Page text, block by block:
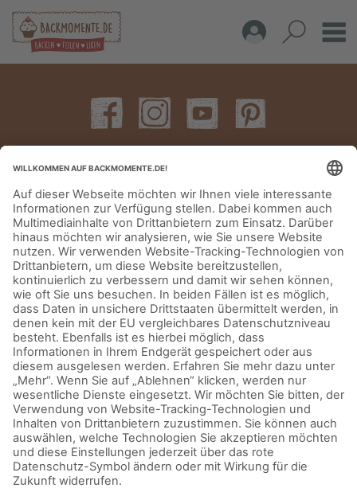
IMPRESSUM DATENSCHUTZERKLÄRUNG AGB KONTAKT
© Aurora Mühlen GmbH - Trettaustraße 49 – D-21107 Hamburg